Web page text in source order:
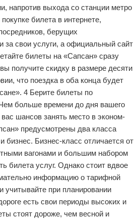
напротив выхода со станции метро
билета в интернете,
берущих
за свои услуги, а официальный сайт
билеты на «Сапсан» сразу
получите скидку в размере десяти
что поездка в оба конца будет
4 Берите билеты по
больше времени до дня вашего
шансов занять место в эконом-
предусмотрены два класса
бизнес. Бизнес-класс отличается от
вагонами и большим набором
билета услуг. Однако стоит вдвое
информацию о тарифной
при планировании
есть свои периоды высоких и
стоят дороже, чем весной и